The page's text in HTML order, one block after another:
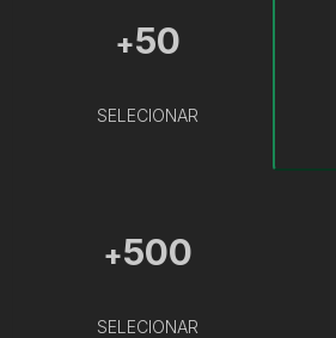
+50
SELECIONAR
+500
SELECIONAR